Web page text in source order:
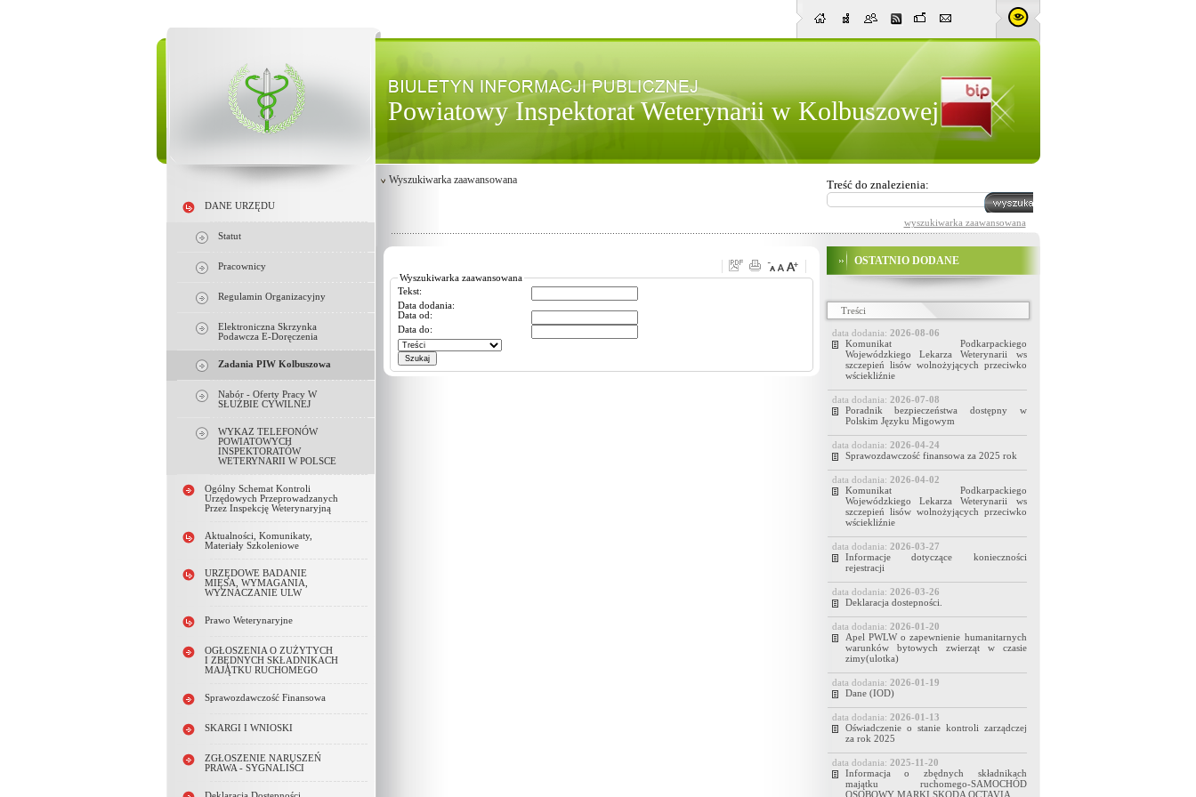
Powiatowy Inspektorat Weterynarii w Kolbuszowej
DANE URZĘDU
Statut
Pracownicy
Regulamin Organizacyjny
Elektroniczna Skrzynka
Podawcza E-Doręczenia
Zadania PIW Kolbuszowa
Nabór - Oferty Pracy W
SŁUŻBIE CYWILNEJ
WYKAZ TELEFONÓW
POWIATOWYCH
INSPEKTORATÓW
WETERYNARII W POLSCE
Ogólny Schemat Kontroli
Urzędowych Przeprowadzanych
Przez Inspekcję Weterynaryjną
Aktualności, Komunikaty,
Materiały Szkoleniowe
URZĘDOWE BADANIE
MIĘSA, WYMAGANIA,
WYZNACZANIE ULW
Prawo Weterynaryjne
OGŁOSZENIA O ZUŻYTYCH
I ZBĘDNYCH SKŁADNIKACH
MAJĄTKU RUCHOMEGO
Sprawozdawczość Finansowa
SKARGI I WNIOSKI
ZGŁOSZENIE NARUSZEŃ
PRAWA - SYGNALIŚCI
Wyszukiwarka zaawansowana Treść do znalezienia:
wyszukiwarka zaawansowana
Wyszukiwarka zaawansowana
Tekst:
Data dodania:
Data od:
Data do:
OSTATNIO DODANE
Treści
data dodania: 2026-08-06
Komunikat Podkarpackiego
Wojewódzkiego Lekarza Weterynarii ws
szczepień lisów wolnożyjących przeciwko
wściekliźnie
data dodania: 2026-07-08
Poradnik bezpieczeństwa dostępny w
Polskim Języku Migowym
data dodania: 2026-04-24
Sprawozdawczość finansowa za 2025 rok
data dodania: 2026-04-02
Komunikat Podkarpackiego
Wojewódzkiego Lekarza Weterynarii ws
szczepień lisów wolnożyjących przeciwko
wściekliźnie
data dodania: 2026-03-27
Informacje dotyczące konieczności
rejestracji
data dodania: 2026-03-26
Deklaracja dostepności.
data dodania: 2026-01-20
Apel PWLW o zapewnienie humanitarnych
warunków bytowych zwierząt w czasie
zimy(ulotka)
data dodania: 2026-01-19
Dane (IOD)
data dodania: 2026-01-13
Oświadczenie o stanie kontroli zarządczej
za rok 2025
data dodania: 2025-11-20
Informacja o zbędnych składnikach
majątku ruchomego-SAMOCHÓD
OSOBOWY MARKI SKODA OCTAVIA